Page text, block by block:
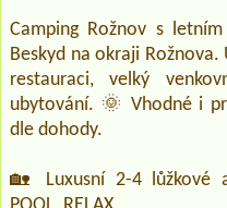
Camping Rožnov s
Beskyd na okraji
restauraci, velký
ubytování. 🌞 Vhodné i
dle dohody.
🏡 Luxusní 2-4 lůžkové